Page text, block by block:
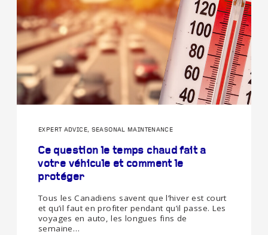
EXPERT ADVICE, SEASONAL MAINTENANCE
Ce question le temps chaud fait a
votre véhicule et comment le
protéger
Tous les Canadiens savent que l’hiver est court
et qu’il faut en profiter pendant qu’il passe. Les
voyages en auto, les longues fins de
semaine…